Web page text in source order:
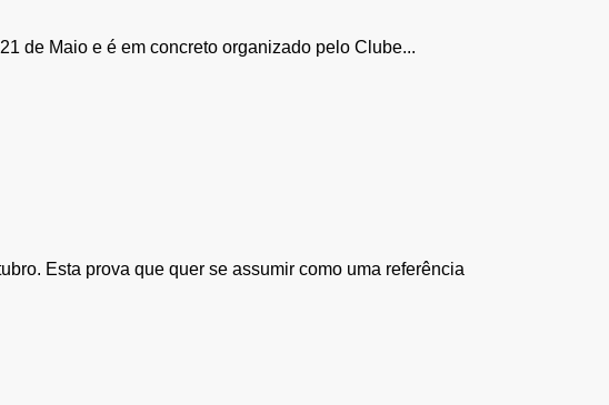
de Maio e é em concreto organizado pelo Clube...
Esta prova que quer se assumir como uma referência